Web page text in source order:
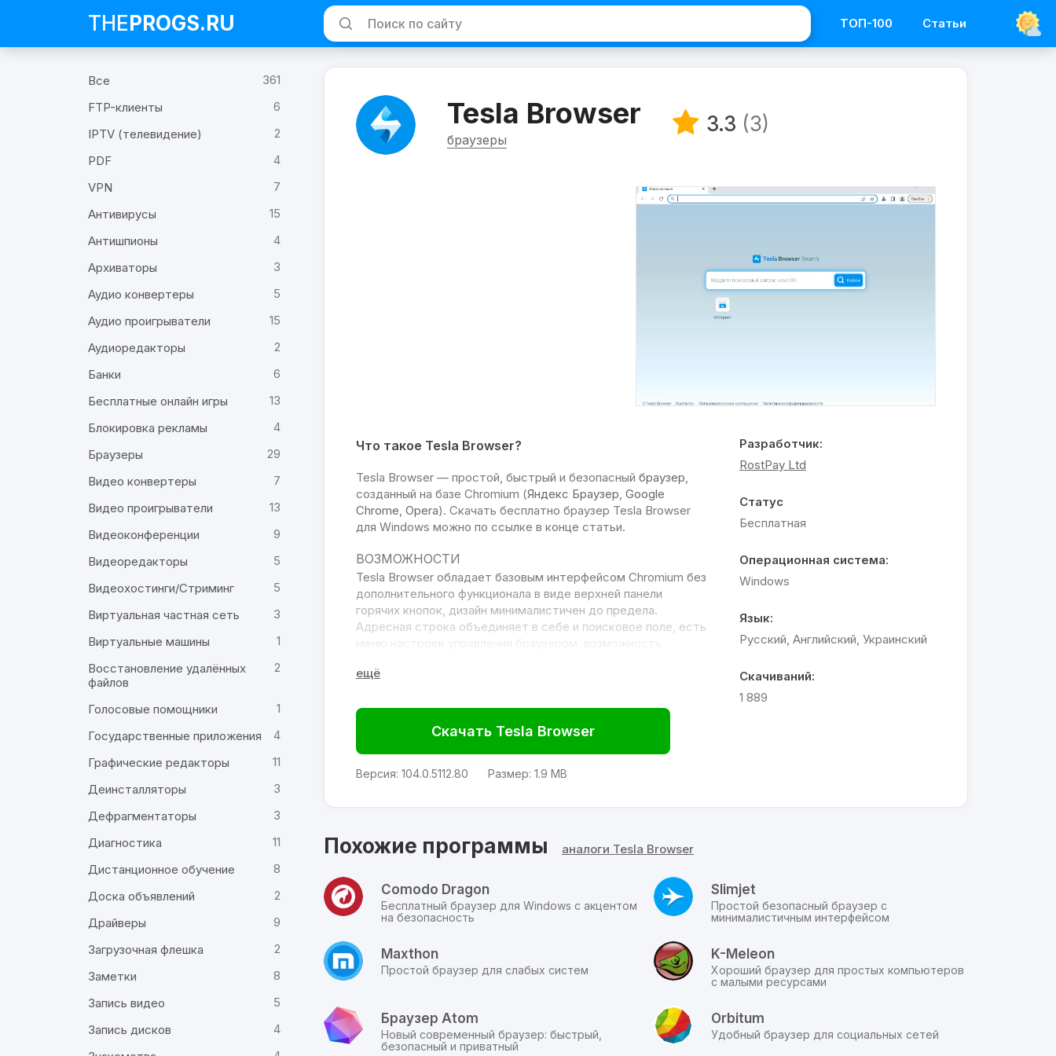
THEPROGS.RU ТОП-100 Статьи
Tesla Browser
браузеры
3.3 (3)
Что такое Tesla Browser?
Tesla Browser — простой, быстрый и безопасный браузер,
созданный на базе Chromium (Яндекс Браузер, Google
Chrome, Opera). Скачать бесплатно браузер Tesla Browser
для Windows можно по ссылке в конце статьи.
ВОЗМОЖНОСТИ
Tesla Browser обладает базовым интерфейсом Chromium без
дополнительного функционала в виде верхней панели
горячих кнопок, дизайн минималистичен до предела.
Адресная строка объединяет в себе и поисковое поле, есть
меню настроек управления браузером, возможность
режим инкогнито, импорт настроек из другого браузера,
изменение масштаба и прочие привычные «фишки»
По умолчанию поисковой системой выбран Яндекс с
возможности. Базовый вариант браузера имеет хорошую
скорость загрузки, не требует большого потребления
ПЛЮСЫ
Высокая скорость работы;
Поддержка русского языка;
Создан на основе Chromium;
Встроенный блокировщик рекламы.
Скачать Tesla Browser
Версия: 104.0.5112.80 Размер: 1.9 MB
Разработчик:
RostPay Ltd
Статус
Бесплатная
Операционная система:
Windows
Язык:
Русский, Английский, Украинский
Скачиваний:
1 889
Похожие программы аналоги Tesla Browser
Comodo Dragon
Бесплатный браузер для Windows с акцентом
на безопасность
Slimjet
Простой безопасный браузер с
минималистичным интерфейсом
Maxthon
Простой браузер для слабых систем
K-Meleon
Хороший браузер для простых компьютеров
с малыми ресурсами
Браузер Atom
Новый современный браузер: быстрый,
безопасный и приватный
Orbitum
Удобный браузер для социальных сетей
Все
361
FTP-клиенты
6
IPTV (телевидение)
2
PDF
4
VPN
7
Антивирусы
15
Антишпионы
4
Архиваторы
3
Аудио конвертеры
5
Аудио проигрыватели
15
Аудиоредакторы
2
Банки
6
Бесплатные онлайн игры
13
Блокировка рекламы
4
Браузеры
29
Видео конвертеры
7
Видео проигрыватели
13
Видеоконференции
9
Видеоредакторы
5
Видеохостинги/Стриминг
5
Виртуальная частная сеть
3
Виртуальные машины
1
Восстановление удалённых
файлов
2
Голосовые помощники
1
Государственные приложения
4
Графические редакторы
11
Деинсталляторы
3
Дефрагментаторы
3
Диагностика
11
Дистанционное обучение
8
Доска объявлений
2
Драйверы
9
Загрузочная флешка
2
Заметки
8
Запись видео
5
Запись дисков
4